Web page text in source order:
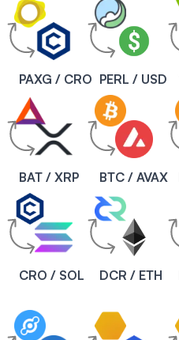
PAXG / CRO PERL / USD
BAT / XRP BTC / AVAX
CRO / SOL DCR / ETH